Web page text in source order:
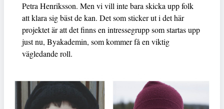
Petra Henriksson. Men vi vill inte bara skicka upp folk
att klara sig bäst de kan. Det som sticker ut i det här
projektet är att det finns en intressegrupp som startas upp
just nu, Byakademin, som kommer få en viktig
vägledande roll.